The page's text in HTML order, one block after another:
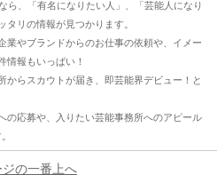
ら、「有名になりたい人」、「芸能人になり
タリの情報が見つかります。
業やブランドからのお仕事の依頼や、イメー
情報もいっぱい！
からスカウトが届き、即芸能界デビュー！と
の応募や、入りたい芸能事務所へのアピール
ジの一番上へ